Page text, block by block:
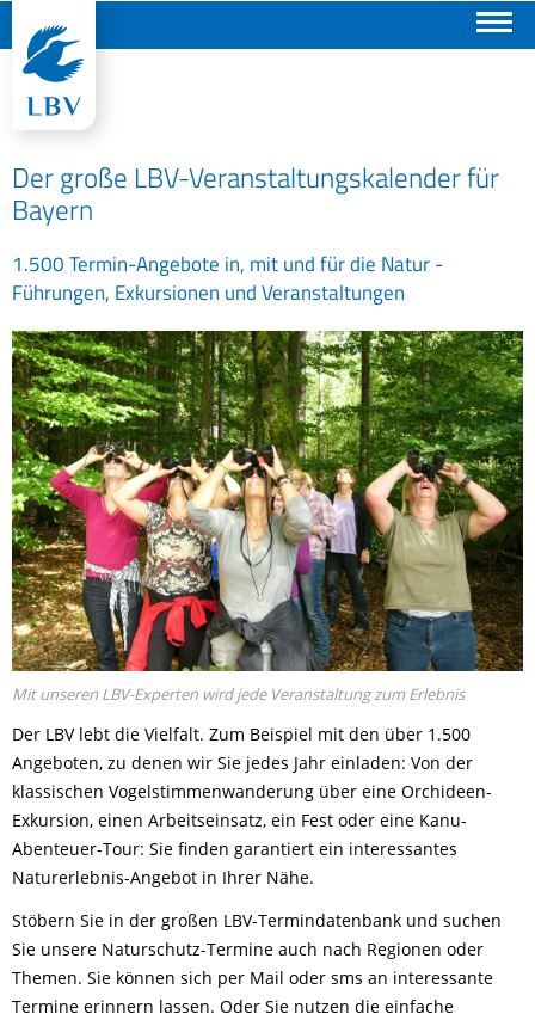
Der große LBV-Veranstaltungskalender für
Bayern
1.500 Termin-Angebote in, mit und für die Natur -
Führungen, Exkursionen und Veranstaltungen
Mit unseren LBV-Experten wird jede Veranstaltung zum Erlebnis
Der LBV lebt die Vielfalt. Zum Beispiel mit den über 1.500
Angeboten, zu denen wir Sie jedes Jahr einladen: Von der
klassischen Vogelstimmenwanderung über eine Orchideen-
Exkursion, einen Arbeitseinsatz, ein Fest oder eine Kanu-
Abenteuer-Tour: Sie finden garantiert ein interessantes
Naturerlebnis-Angebot in Ihrer Nähe.
Stöbern Sie in der großen LBV-Termindatenbank und suchen
Sie unsere Naturschutz-Termine auch nach Regionen oder
Themen. Sie können sich per Mail oder sms an interessante
Termine erinnern lassen. Oder Sie nutzen die einfache